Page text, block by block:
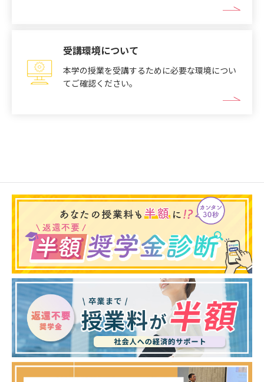
受講環境について
本学の授業を受講するために必要な環境につい
てご確認ください。